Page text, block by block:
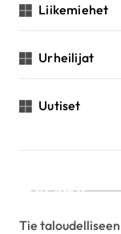
Liikemiehet
Urheilijat
Uutiset
Linkit
Tie